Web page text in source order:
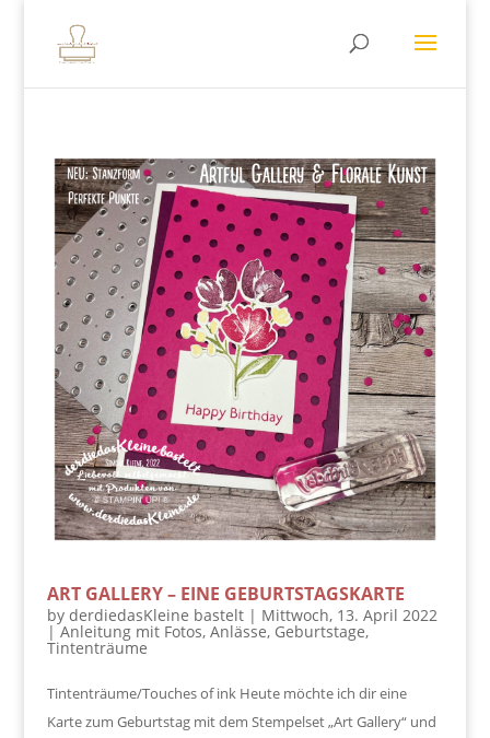
ART GALLERY – EINE GEBURTSTAGSKARTE
by derdiedasKleine bastelt| Mittwoch, 13. April 2022
|Anleitung mit Fotos, Anlässe, Geburtstage,
Tintenträume
Tintenträume/Touches of ink Heute möchte ich dir eine
Karte zum Geburtstag mit dem Stempelset „Art Gallery“ und